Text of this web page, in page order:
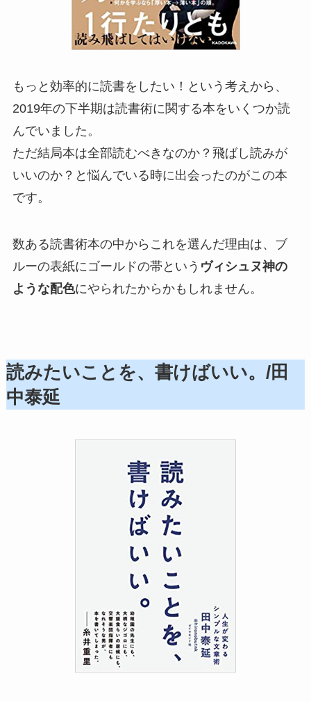
もっと効率的に読書をしたい！という考えから、
2019年の下半期は読書術に関する本をいくつか読
んでいました。
ただ結局本は全部読むべきなのか？飛ばし読みが
いいのか？と悩んでいる時に出会ったのがこの本
です。
数ある読書術本の中からこれを選んだ理由は、ブ
ルーの表紙にゴールドの帯という ヴィシュヌ神の
ような配色にやられたからかもしれません。
読みたいことを、書けばいい。/田
中泰延